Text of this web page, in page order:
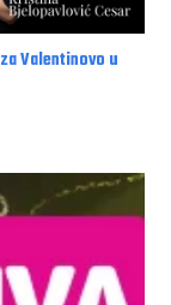
Valentinovo u